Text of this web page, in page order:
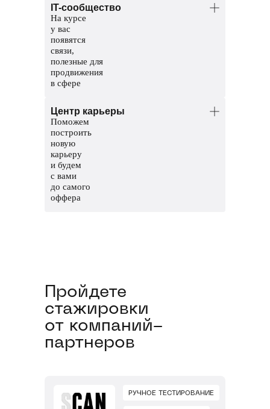
Координаторы — команда заботы
о студентах. Решат организационные
вопросы, поддержат и помогут пройти
обучение до конца.
IT-сообщество
На курсе
у вас
появятся
связи,
полезные для
продвижения
в сфере
с другими студентами
Чат с ментором, чтобы прояснить
непонятные темы и задания
Мероприятия и стажировки
с партнерами, чтобы наработать опыт
и показать свои скиллы работодателям
Центр карьеры
Поможем
построить
новую
карьеру
и будем
с вами
до самого
оффера
собеседования
Научим искать работу за рубежом
РУЧНОЕ ТЕСТИРОВАНИЕ
Пройдете
стажировки
от компаний-
партнеров